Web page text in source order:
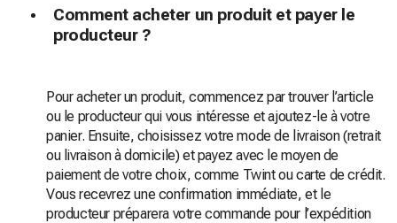
Comment acheter un produit et payer le
producteur ?
Pour acheter un produit, commencez par trouver l’article
ou le producteur qui vous intéresse et ajoutez-le à votre
panier. Ensuite, choisissez votre mode de livraison (retrait
ou livraison à domicile) et payez avec le moyen de
paiement de votre choix, comme Twint ou carte de crédit.
Vous recevrez une confirmation immédiate, et le
producteur préparera votre commande pour l’expédition